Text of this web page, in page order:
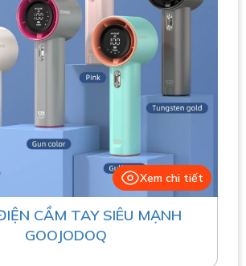
Xem chi tiết
CẦM TAY SIÊU MẠNH
GOOJODOQ